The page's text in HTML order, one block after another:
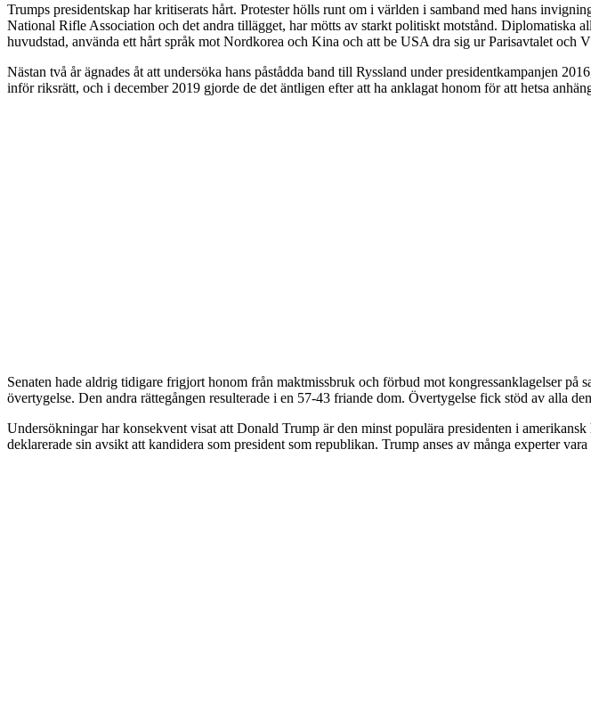
Trumps presidentskap har kritiserats hårt. Protester hölls runt om i världen i samband med hans
National Rifle Association och det andra tillägget, har mötts av starkt politiskt motstånd. Diplomatiska
huvudstad, använda ett hårt språk mot Nordkorea och Kina och att be USA dra sig ur Parisavtalet och
Nästan två år ägnades åt att undersöka hans påstådda band till Ryssland under presidentkampanjen
inför riksrätt, och i december 2019 gjorde de det äntligen efter att ha anklagat honom för att hetsa
Senaten hade aldrig tidigare frigjort honom från maktmissbruk och förbud mot kongressanklagelser på
övertygelse. Den andra rättegången resulterade i en 57-43 friande dom. Övertygelse fick stöd av alla
Undersökningar har konsekvent visat att Donald Trump är den minst populära presidenten i
deklarerade sin avsikt att kandidera som president som republikan. Trump anses av många experter